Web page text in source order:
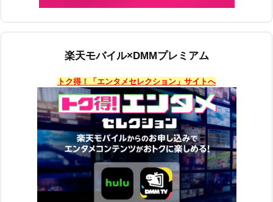
楽天モバイル×DMMプレミアム
トク得！「エンタメセレクション」サイトへ